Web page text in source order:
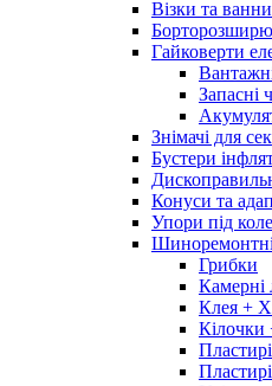
Візки та
Гайковерти
Запасні
Знімачі для
Бустери
Конуси та
Упори під
Шиноремонтні
Грибки
Камерні
Клея +
Пластирі